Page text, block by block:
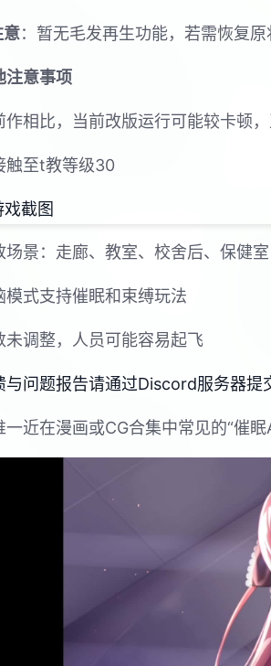
：暂无毛发再生功能，若需恢复
注意事项
作相比，当前改版运行可能较卡顿
触至t教等级30
场景：走廊、教室、校舍后、保健室
模式支持催眠和束缚玩法
未调整，人员可能容易起飞
与问题报告请通过Discord服务器提
一近在漫画或CG合集中常见的“催